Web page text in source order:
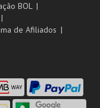
BOL
de Afiliados